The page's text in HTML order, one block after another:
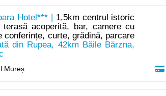
Hotel*** | 1,5km centrul istoric
terasă acoperită, bar, camere cu
conferințe, curte, grădină, parcare
din Rupea, 42km Băile Bărzna,
Mureș